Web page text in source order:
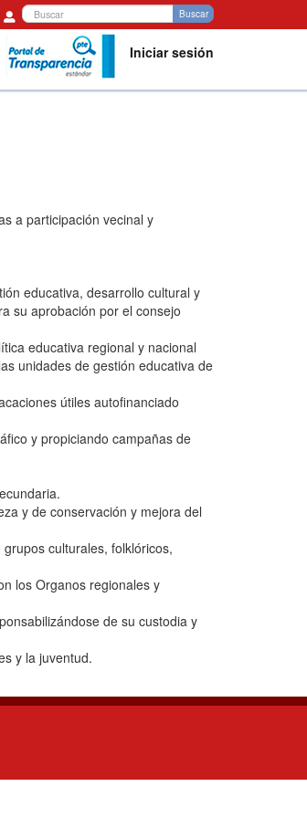
Buscar
Buscar
Iniciar sesión
a participación vecinal y
educativa, desarrollo cultural y
su aprobación por el consejo
educativa regional y nacional
unidades de gestión educativa de
útiles autofinanciado
y propiciando campañas de
y de conservación y mejora del
culturales, folklóricos,
los Organos regionales y
de su custodia y
y la juventud.